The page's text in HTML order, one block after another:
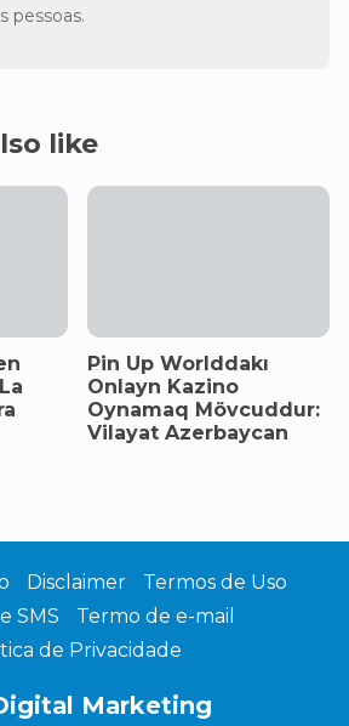
pessoas.
like
Pin Up Worlddakı
Onlayn Kazino
Oynamaq Mövcuddur:
Vilayat Azerbaycan
Disclaimer
Termos de Uso
SMS
Termo de e-mail
de Privacidade
Marketing